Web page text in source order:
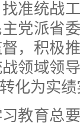
准统战
党派省
，积极
领域领
化为实
育总要